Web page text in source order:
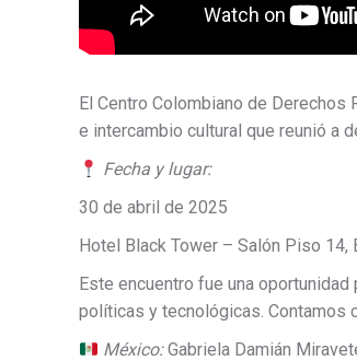
El Centro Colombiano de Derechos
e intercambio cultural que reunió a
Fecha y lugar:
30 de abril de 2025
Hotel Black Tower – Salón Piso 14,
Este encuentro fue una
políticas y tecnológicas. Contamos
México:Gabriela Damián